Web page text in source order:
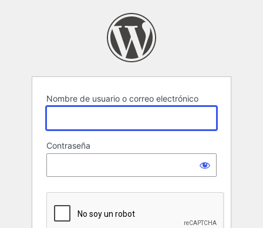
Nombre de usuario o correo electrónico
Contraseña